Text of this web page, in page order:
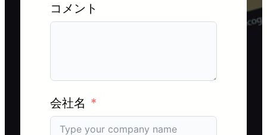
コメント
会社名